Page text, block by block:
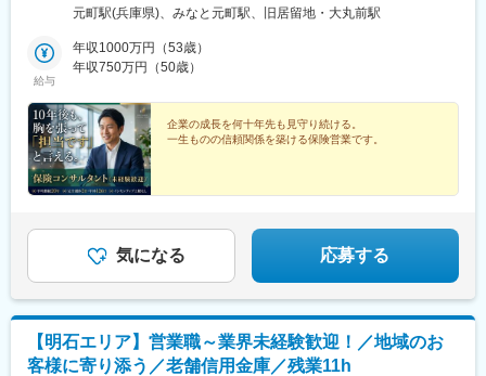
元町駅(兵庫県)、みなと元町駅、旧居留地・大丸前駅
給与
年収1000万円（53歳）
年収750万円（50歳）
企業の成長を何十年先も見守り続ける。
一生ものの信頼関係を築ける保険営業です。
気になる 応募する
【明石エリア】営業職～業界未経験歓迎！／地域のお
客様に寄り添う／老舗信用金庫／残業11h